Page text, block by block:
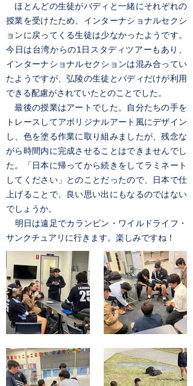
ほとんどの生徒がバディと一緒にそれぞれの
授業を受けたため、インターナショナルセクシ
ョンに戻ってくる生徒は少なかったようです。
今日は台湾からの1日スタディツアーもあり、
インターナショナルセクションは混み合ってい
たようですが、弘陵の生徒とバディだけが利用
できる配慮がされていたとのことでした。
最後の授業はアートでした。自分たちの手を
トレースしてアボリジナルアート風にデザイン
し、色を塗る作業に取り組みましたが、残念な
がら時間内に完成させることはできませんでし
た。「日本に帰ってから続きをしてラミネート
してください」とのことだったので、日本で仕
上げることで、良い思い出にもなるのではない
でしょうか。
​ 明日は遠足でカランビン・ワイルドライフ・
サンクチュアリに行きます。楽しみですね！